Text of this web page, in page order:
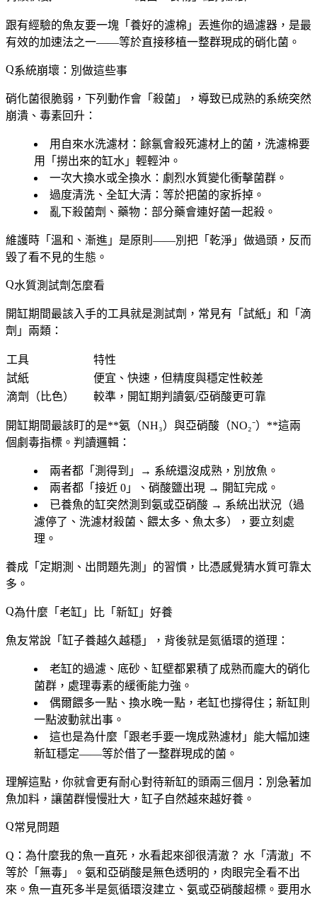
跟有經驗的魚友要一塊「養好的濾棉」丟進你的過濾器，是最
有效的加速法之一——等於直接移植一整群現成的硝化菌。
系統崩壞：別做這些事
硝化菌很脆弱，下列動作會「殺菌」，導致已成熟的系統突然
崩潰、毒素回升：
用自來水洗濾材 ：餘氯會殺死濾材上的菌，洗濾棉要
用「撈出來的缸水」輕輕沖。
一次大換水或全換水 ：劇烈水質變化衝擊菌群。
過度清洗、全缸大清 ：等於把菌的家拆掉。
亂下殺菌劑、藥物 ：部分藥會連好菌一起殺。
維護時「溫和、漸進」是原則——別把「乾淨」做過頭，反而
毀了看不見的生態。
水質測試劑怎麼看
開缸期間最該入手的工具就是測試劑，常見有「試紙」和「滴
劑」兩類：
工具
特性
試紙
便宜、快速，但精度與穩定性較差
滴劑（比色）
較準，開缸期判讀氨/亞硝酸更可靠
開缸期間最該盯的是**氨（NH₃） 與亞硝酸（NO₂⁻）**這兩
個劇毒指標。判讀邏輯：
兩者都「測得到」→ 系統還沒成熟，別放魚。
兩者都「接近 0」、硝酸鹽出現 → 開缸完成。
已養魚的缸突然測到氨或亞硝酸 → 系統出狀況（過
濾停了、洗濾材殺菌、餵太多、魚太多），要立刻處
理。
養成「定期測、出問題先測」的習慣，比憑感覺猜水質可靠太
多。
為什麼「老缸」比「新缸」好養
魚友常說「缸子養越久越穩」，背後就是氮循環的道理：
老缸的過濾、底砂、缸壁都累積了成熟而龐大的硝化
菌群，處理毒素的緩衝能力強。
偶爾餵多一點、換水晚一點，老缸也撐得住；新缸則
一點波動就出事。
這也是為什麼「跟老手要一塊成熟濾材」能大幅加速
新缸穩定——等於借了一整群現成的菌。
理解這點，你就會更有耐心對待新缸的頭兩三個月：別急著加
魚加料，讓菌群慢慢壯大，缸子自然越來越好養。
常見問題
Q：為什麼我的魚一直死，水看起來卻很清澈？ 水「清澈」不
等於「無毒」。氨和亞硝酸是無色透明的，肉眼完全看不出
來。魚一直死多半是氮循環沒建立、氨或亞硝酸超標。要用水